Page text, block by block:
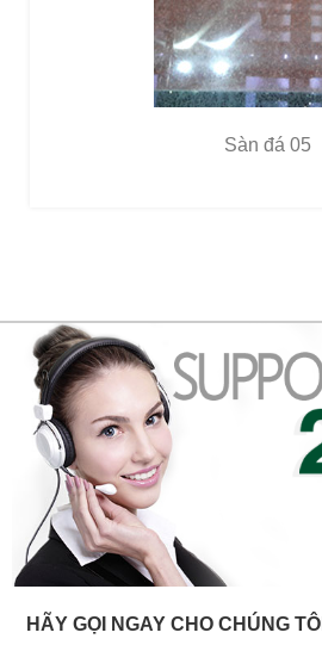
Sàn đá 05
HÃY GỌI NGAY CHO CHÚNG TÔI